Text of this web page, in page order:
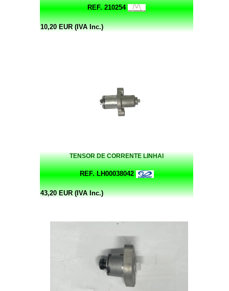
REF. 210254
10,20 EUR (IVA Inc.)
TENSOR DE CORRENTE LINHAI
REF. LH00038042
43,20 EUR (IVA Inc.)